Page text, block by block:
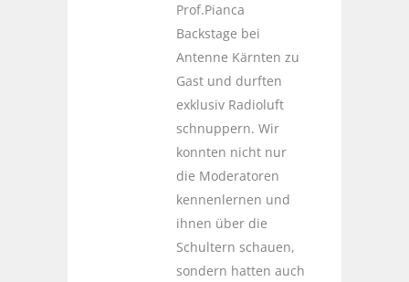
Prof.Pianca
Backstage bei
Antenne Kärnten zu
Gast und durften
exklusiv Radioluft
schnuppern. Wir
konnten nicht nur
die Moderatoren
kennenlernen und
ihnen über die
Schultern schauen,
sondern hatten auch